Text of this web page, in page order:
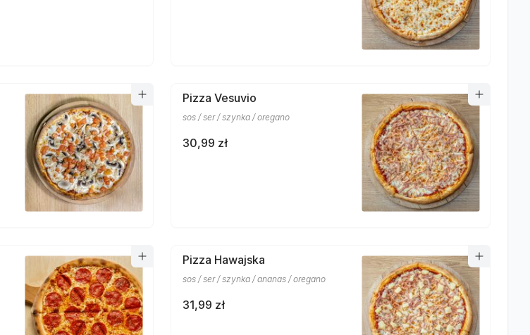
Pizza Vesuvio
sos / ser / szynka / oregano
30,99 zł
Pizza Hawajska
sos / ser / szynka / ananas / oregano
31,99 zł